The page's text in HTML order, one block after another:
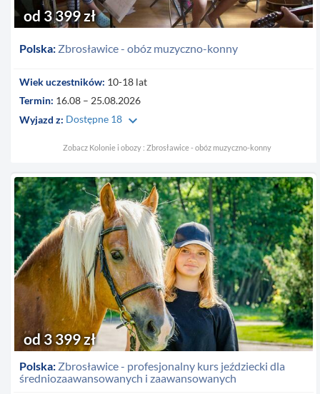
Polska: Zbrosławice - obóz muzyczno-konny
od 3 399 zł
Wiek uczestników: 10-18 lat
Termin: 16.08 – 25.08.2026
Wyjazd z: Dostępne 18 keyboard_arrow_down
Zobacz Kolonie i obozy : Zbrosławice - obóz muzyczno-konny
Polska: Zbrosławice - profesjonalny kurs jeździecki dla
średniozaawansowanych i zaawansowanych
od 3 399 zł